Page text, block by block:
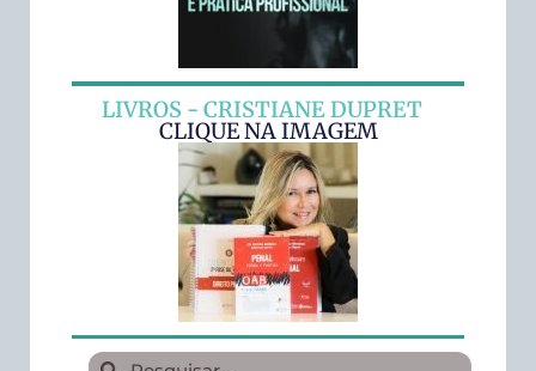
LIVROS - CRISTIANE DUPRET
CLIQUE NA IMAGEM